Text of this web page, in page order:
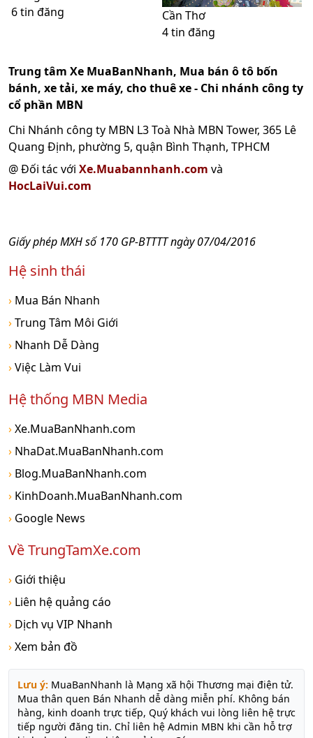
6 tin đăng
Cần Thơ
4 tin đăng
Trung tâm Xe MuaBanNhanh, Mua bán ô tô bốn
bánh, xe tải, xe máy, cho thuê xe - Chi nhánh công ty
cổ phần MBN
Chi Nhánh công ty MBN L3 Toà Nhà MBN Tower, 365 Lê
Quang Định, phường 5, quận Bình Thạnh, TPHCM
@ Đối tác với Xe.Muabannhanh.com và
HocLaiVui.com
Giấy phép MXH số 170 GP-BTTTT ngày 07/04/2016
Hệ sinh thái
› Mua Bán Nhanh
›Trung Tâm Môi Giới
› Nhanh Dễ Dàng
›Việc Làm Vui
Hệ thống MBN Media
›Xe.MuaBanNhanh.com
› NhaDat.MuaBanNhanh.com
› Blog.MuaBanNhanh.com
› KinhDoanh.MuaBanNhanh.com
› Google News
Về TrungTamXe.com
› Giới thiệu
› Liên hệ quảng cáo
› Dịch vụ VIP Nhanh
›Xem bản đồ
Lưu ý: MuaBanNhanh là Mạng xã hội Thương mại điện tử.
Mua thân quen Bán Nhanh dễ dàng miễn phí. Không bán
hàng, kinh doanh trực tiếp, Quý khách vui lòng liên hệ trực
tiếp người đăng tin. Chỉ liên hệ Admin MBN khi cần hỗ trợ